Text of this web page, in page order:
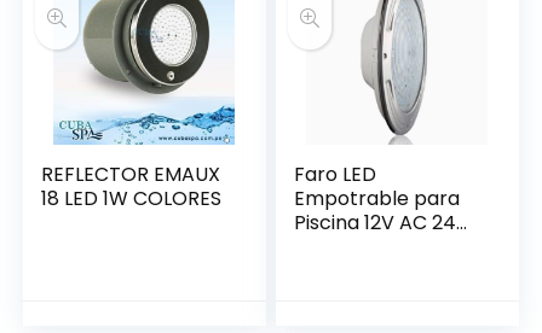
REFLECTOR EMAUX
18 LED 1W COLORES
Faro LED
Empotrable para
Piscina 12V AC 24W